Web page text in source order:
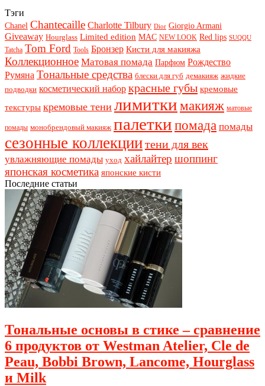
Тэги
Chanel Chantecaille Charlotte Tilbury Dior Giorgio Armani
Giveaway Hourglass Limited edition MAC NEW LOOK Red lips SUQQU
Tatcha Tom Ford Tools Бронзер Кисти для макияжа
Коллекционное Матовая помада Парфюм Рождество
Румяна Тональные средства блески для губ демакияж жидкие
подводки косметический набор красные губы кремовые
текстуры кремовые тени лимиткимакияж матовые
помады монобрендовый макияж палеткипомада помады
сезонные коллекциитени для век
увлажняющие помады уход хайлайтер шоппинг
японская косметика японские кисти
Последние статьи
Тональные основы в стике – сравнение
6 продуктов от Westman Atelier, Cle de
Peau, Bobbi Brown, Lancome, Hourglass
и Milk